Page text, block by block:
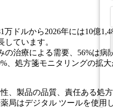
万ドルから2026年には10億
しています。
の治療による需要、56%は病
、処方箋モニタリングの拡
、製品の品質、責任ある処
局はデジタル ツールを使